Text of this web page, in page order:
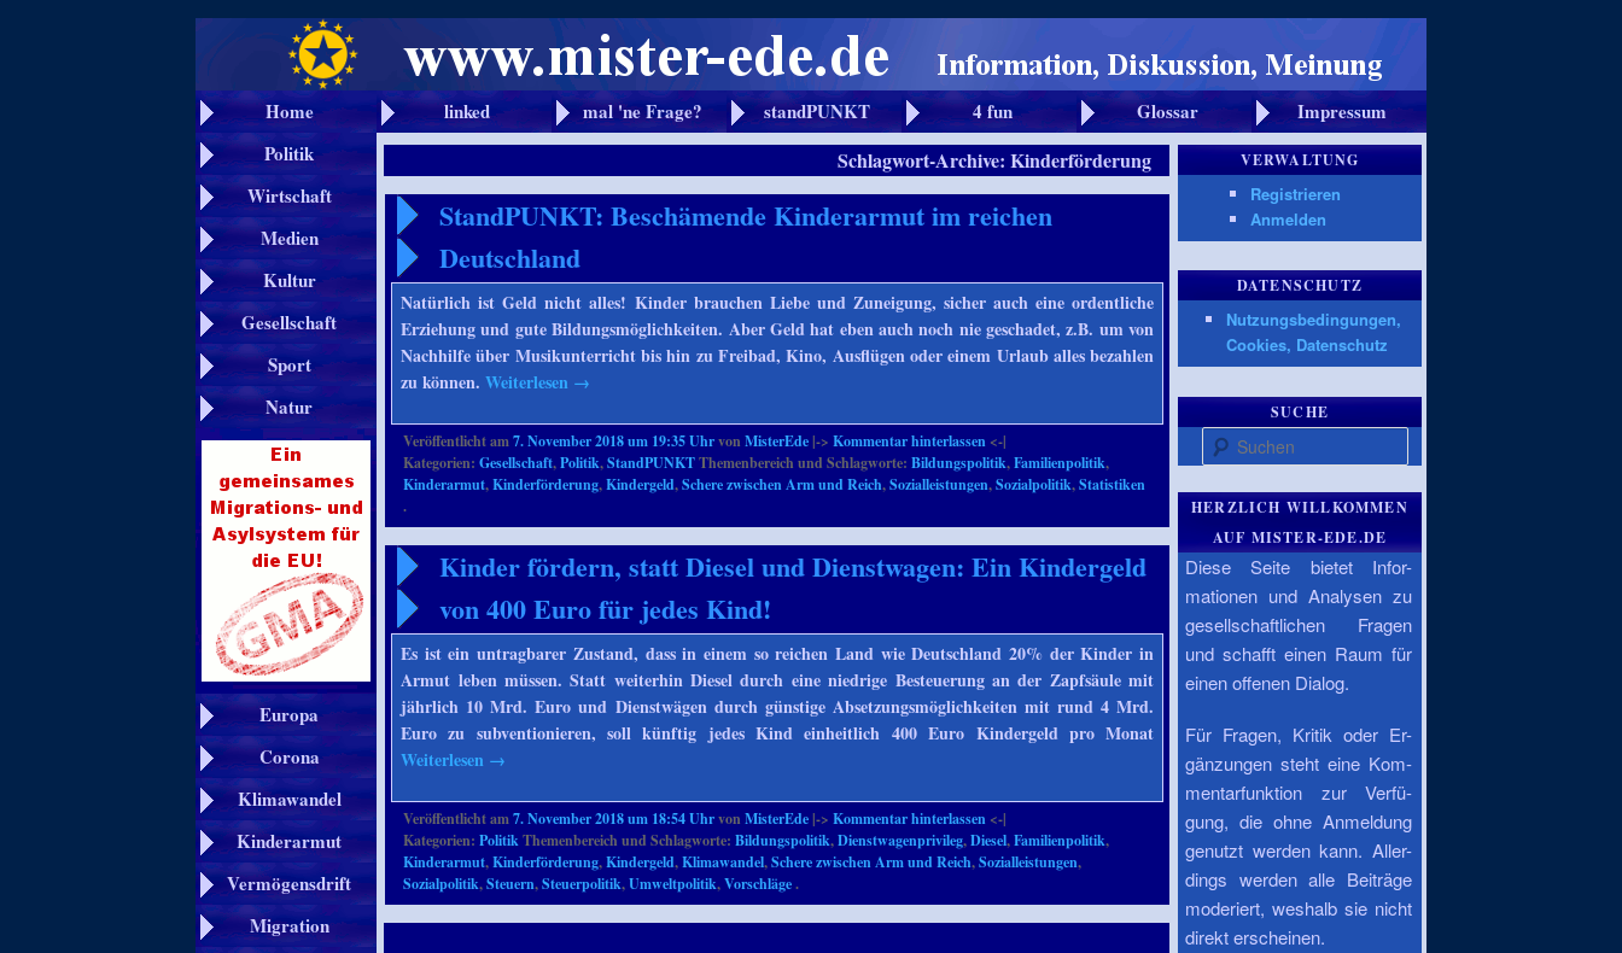
Home linked mal 'ne Frage? standPUNKT 4 fun Glossar
Impressum
Politik
Wirtschaft
Medien
Kultur
Gesellschaft
Sport
Natur
Europa
Corona
Klimawandel
Kinderarmut
Vermögensdrift
Migration
Schlagwort-Archive:Kinderförderung
StandPUNKT: Beschämende Kinderarmut im reichen
Deutschland
Natürlich ist Geld nicht alles! Kinder brauchen Liebe und Zuneigung, sicher auch eine ordentliche
Erziehung und gute Bildungsmöglichkeiten. Aber Geld hat eben auch noch nie geschadet, z.B. um von
Nachhilfe über Musikunterricht bis hin zu Freibad, Kino, Ausflügen oder einem Urlaub alles bezahlen
zu können.Weiterlesen →
Veröffentlicht am7. November 2018 um 19:35 UhrvonMisterEde |->Kommentar hinterlassen <-|
Kategorien:Gesellschaft,Politik,StandPUNKTThemenbereich und Schlagworte:Bildungspolitik,Familienpolitik,
Kinderarmut,Kinderförderung,Kindergeld,Schere zwischen Arm und Reich,Sozialleistungen,Sozialpolitik,Statistiken
.
Kinder fördern, statt Diesel und Dienstwagen: Ein Kindergeld
von 400 Euro für jedes Kind!
Es ist ein untragbarer Zustand, dass in einem so reichen Land wie Deutschland 20% der Kinder in
Armut leben müssen. Statt weiterhin Diesel durch eine niedrige Besteuerung an der Zapfsäule mit
jährlich 10 Mrd. Euro und Dienstwägen durch günstige Absetzungsmöglichkeiten mit rund 4 Mrd.
Euro zu subventionieren, soll künftig jedes Kind einheitlich 400 Euro Kindergeld pro Monat
Weiterlesen →
Veröffentlicht am7. November 2018 um 18:54 UhrvonMisterEde |->Kommentar hinterlassen <-|
Kategorien:PolitikThemenbereich und Schlagworte:Bildungspolitik,Dienstwagenprivileg,Diesel,Familienpolitik,
Kinderarmut,Kinderförderung,Kindergeld,Klimawandel,Schere zwischen Arm und Reich,Sozialleistungen,
Sozialpolitik,Steuern,Steuerpolitik,Umweltpolitik,Vorschläge.
VERWALTUNG
Registrieren
Anmelden
DATENSCHUTZ
Nutzungsbedingungen,
Cookies, Datenschutz
SUCHE
Suchen
HERZLICH WILLKOMMEN
AUF MISTER-EDE.DE
Diese Seite bietet Infor-
mationen und Analysen zu
gesellschaftlichen Fragen
und schafft einen Raum für
einen offenen Dialog.
Für Fragen, Kritik oder Er-
gänzungen steht eine Kom-
mentarfunktion zur Verfü-
gung, die ohne Anmeldung
genutzt werden kann. Aller-
dings werden alle Beiträge
moderiert, weshalb sie nicht
direkt erscheinen.